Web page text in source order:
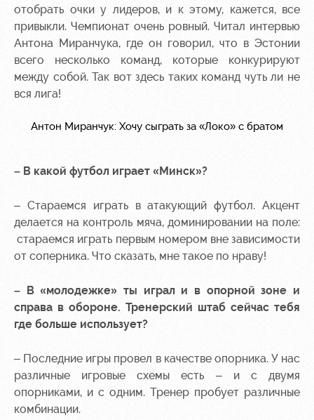
отобрать очки у лидеров, и к этому, кажется, все
привыкли. Чемпионат очень ровный. Читал интервью
Антона Миранчука, где он говорил, что в Эстонии
всего несколько команд, которые конкурируют
между собой. Так вот здесь таких команд чуть ли не
вся лига!
Антон Миранчук: Хочу сыграть за «Локо» с братом
– В какой футбол играет «Минск»?
– Стараемся играть в атакующий футбол. Акцент
делается на контроль мяча, доминировании на поле:
стараемся играть первым номером вне зависимости
от соперника. Что сказать, мне такое по нраву!
– В «молодежке» ты играл и в опорной зоне и
справа в обороне. Тренерский штаб сейчас тебя
где больше использует?
– Последние игры провел в качестве опорника. У нас
различные игровые схемы есть – и с двумя
опорниками, и с одним. Тренер пробует различные
комбинации.